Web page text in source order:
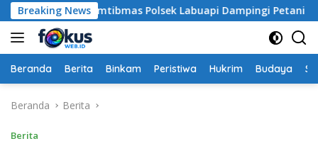
Langsung
ke
konten
Breaking NewsPolsek Labuapi Dampingi Petani Kuranji
Beranda Berita Binkam Peristiwa Hukrim Budaya
Beranda Berita
Berita